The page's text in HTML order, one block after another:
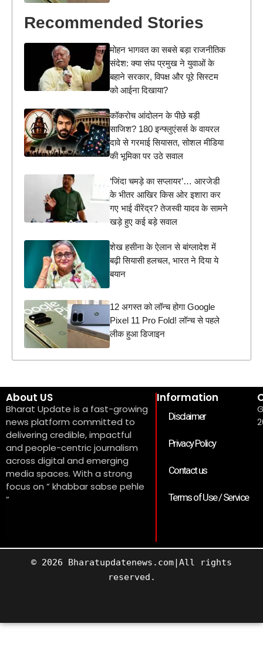
Recommended Stories
मोहन भागवत का सबसे बड़ा राजनीतिक
संदेश: क्या संघ प्रमुख ने युवाओं के
बहाने सरकार, विपक्ष और पूरे सिस्टम
को आईना दिखाया?
कॉकरोच आंदोलन के पीछे बड़ी
साजिश? 180 इन्फ्लुएंसर्स के वायरल
दावे से गरमाई सियासत, सोशल मीडिया
की भूमिका पर उठे सवाल
‘जिंदा चमड़े का सप्लायर’… आरजेडी
के भीतर आखिर किस ओर इशारा कर
गए भाई वीरेंद्र? तेजस्वी यादव के सामने
खड़े हुए कई बड़े सवाल
शेख हसीना के ऐलान से बांग्लादेश में
बढ़ी सियासी हलचल, भारत ने दिया ये
बयान
12 अगस्त को लॉन्च होगा Google
Pixel 11 Pro Fold! लॉन्च से पहले
लीक हुआ डिजाइन
About US
Bharat Update is a fast-growing
news platform committed to
delivering credible, impactful
and people-centric journalism
across digital and emerging
media spaces. With a strong
focus on ” khabbar sabse pehle
“
Information
Disclaimer
Privacy Policy
Contact us
Terms of Use / Service
© 2026 Bharatupdatenews.com|All rights
reserved.